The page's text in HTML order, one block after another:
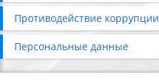
Противодействие коррупции
Персональные данные